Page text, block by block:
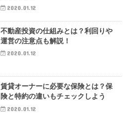
2020.01.12
不動産投資の仕組みとは？利回りや
運営の注意点も解説！
2020.01.12
賃貸オーナーに必要な保険とは？保
険と特約の違いもチェックしよう
2020.01.12